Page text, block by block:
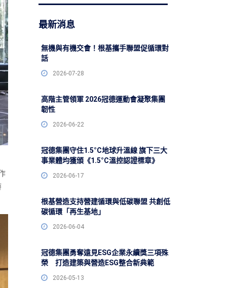
最新消息
無機與有機交會！根基攜手聯盟促循環對
話
2026-07-28
高階主管領軍 2026冠德運動會凝聚集團
韌性
2026-06-22
冠德集團守住1.5°C地球升溫線 旗下三大
事業體均獲頒《1.5°C溫控認證標章》
2026-06-17
根基營造支持營建循環與低碳聯盟 共創低
碳循環「再生基地」
2026-06-04
冠德集團勇奪遠見ESG企業永續獎三項殊
榮 打造建築與營造ESG整合新典範
2026-05-13